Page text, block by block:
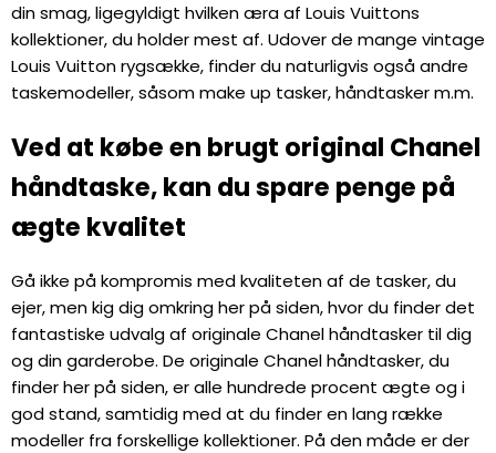
din smag, ligegyldigt hvilken æra af Louis Vuittons
kollektioner, du holder mest af. Udover de mange vintage
Louis Vuitton rygsække, finder du naturligvis også andre
taskemodeller, såsom make up tasker, håndtasker m.m.
Ved at købe en brugt original Chanel
håndtaske, kan du spare penge på
ægte kvalitet
Gå ikke på kompromis med kvaliteten af de tasker, du
ejer, men kig dig omkring her på siden, hvor du finder det
fantastiske udvalg af originale Chanel håndtasker til dig
og din garderobe. De originale Chanel håndtasker, du
finder her på siden, er alle hundrede procent ægte og i
god stand, samtidig med at du finder en lang række
modeller fra forskellige kollektioner. På den måde er der